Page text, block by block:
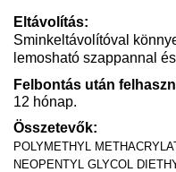
Eltávolítás:
Sminkeltávolítóval
lemosható szappannal
Felbontás után
12 hónap.
Összetevők:
POLYMETHYL
NEOPENTYL GLYCOL